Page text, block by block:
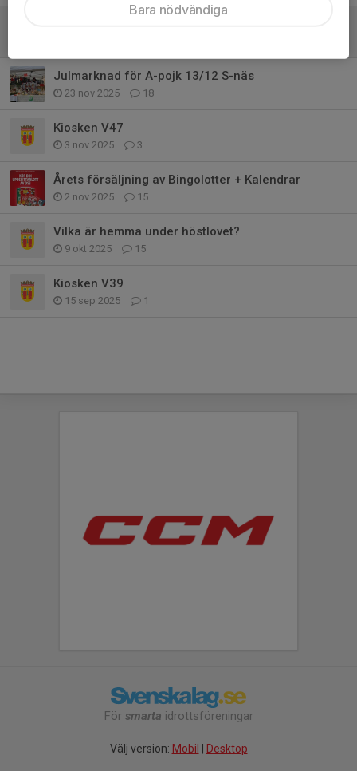
Julmarknad för A-pojk 13/12 S-näs
23 nov 2025 18
Kiosken V47
3 nov 2025 3
Årets försäljning av Bingolotter + Kalendrar
2 nov 2025 15
Vilka är hemma under höstlovet?
9 okt 2025 15
Kiosken V39
15 sep 2025 1
För smarta idrottsföreningar
Välj version: Mobil | Desktop
Bara nödvändiga